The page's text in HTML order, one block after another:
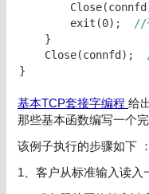
exit(0); //
}
Close(connfd);
}
基本TCP套接字编程 给
那些基本函数编写一个
该例子执行的步骤如下 ：
1、客户从标准输入读入